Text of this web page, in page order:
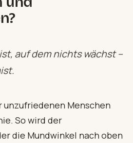
auf dem nichts wächst –
unzufriedenen Menschen
So wird der
die Mundwinkel nach oben